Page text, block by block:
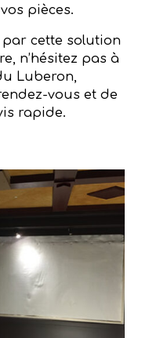
pièces.
par cette solution
n’hésitez pas à
Luberon,
vous et de
rapide.